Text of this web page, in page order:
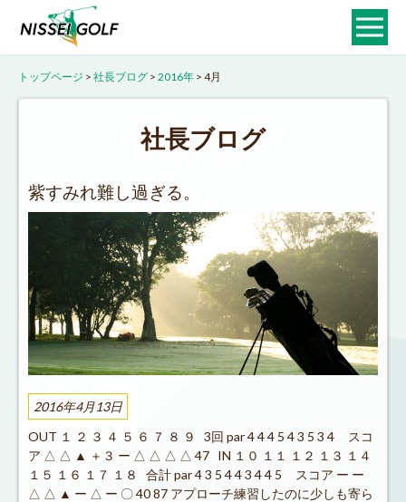
トップページ > 社長ブログ > 2016年 > 4月
社長ブログ
紫すみれ難し過ぎる。
2016年4月13日
OUT １ ２ ３ ４ ５ ６ ７ ８ ９ 3回 par 4 4 4 5 4 3 5 3 4 スコ
ア △ △ ▲ ＋３ ー △ △ △ △ 47 IN １０ １１ １２ １３ １４
１５ １６ １７ １８ 合計 par 4 3 5 4 4 3 4 4 5 スコア ー ー
△ △ ▲ ー △ ー 〇 40 87 アプローチ練習したのに少しも寄ら